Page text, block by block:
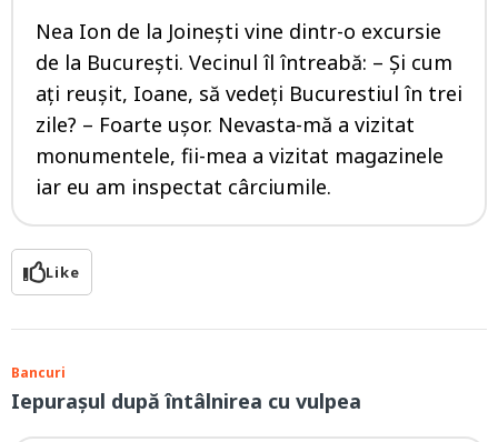
Nea Ion de la Joinești vine dintr-o excursie
de la București. Vecinul îl întreabă: – Și cum
ați reușit, Ioane, să vedeți Bucurestiul în trei
zile? – Foarte ușor. Nevasta-mă a vizitat
monumentele, fii-mea a vizitat magazinele
iar eu am inspectat cârciumile.
Like
Bancuri
Iepurașul după întâlnirea cu vulpea